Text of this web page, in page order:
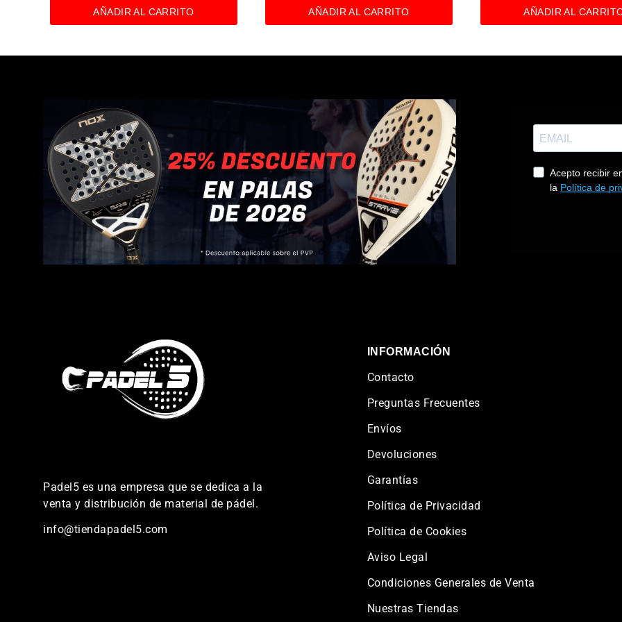
AÑADIR AL CARRITO AÑADIR AL CARRITO AÑADIR AL
Padel5 es una empresa que se dedica a la
venta y distribución de material de pádel.
info@tiendapadel5.com
INFORMACIÓN
Contacto
Preguntas Frecuentes
Envíos
Devoluciones
Garantías
Política de Privacidad
Política de Cookies
Aviso Legal
Condiciones Generales de Venta
Nuestras Tiendas